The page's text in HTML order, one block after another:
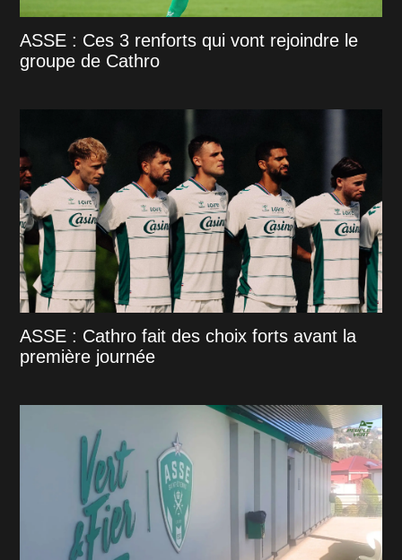
ASSE : Ces 3 renforts qui vont rejoindre le
groupe de Cathro
ASSE : Cathro fait des choix forts avant la
première journée